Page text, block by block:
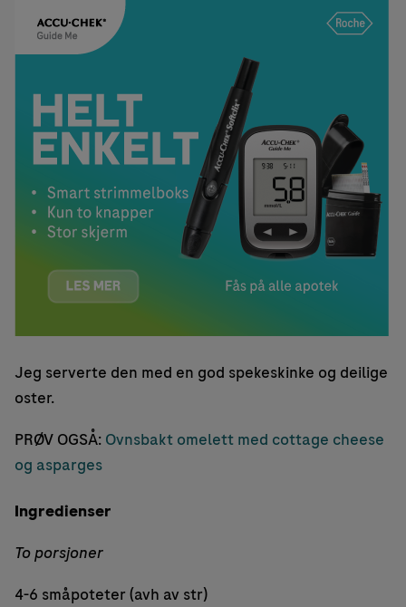
Jeg serverte den med en god spekeskinke og deilige
oster.
PRØV OGSÅ: Ovnsbakt omelett med cottage cheese
og asparges
Ingredienser
To porsjoner
4-6 småpoteter (avh av str)